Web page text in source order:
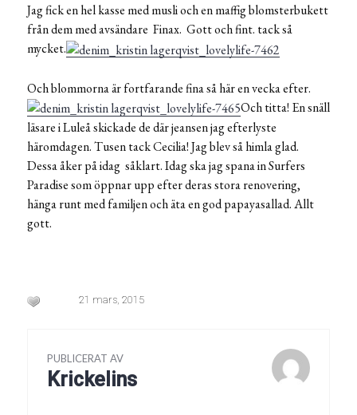
Jag fick en hel kasse med musli och en maffig blomsterbukett
från dem med avsändare Finax. Gott och fint. tack så
mycket.
Och blommorna är fortfarande fina så här en vecka efter.
Och titta! En snäll
läsare i Luleå skickade de där jeansen jag efterlyste
häromdagen. Tusen tack Cecilia! Jag blev så himla glad.
Dessa åker på idag såklart. Idag ska jag spana in Surfers
Paradise som öppnar upp efter deras stora renovering,
hänga runt med familjen och äta en god papayasallad. Allt
gott.
21 mars, 2015
PUBLICERAT AV
Krickelins